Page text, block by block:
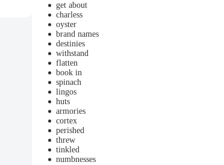
get about
charless
oyster
brand names
destinies
withstand
flatten
book in
spinach
lingos
huts
armories
cortex
perished
threw
tinkled
numbnesses